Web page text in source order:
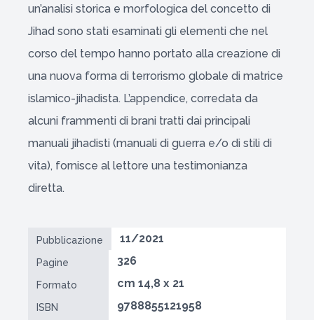
un’analisi storica e morfologica del concetto di
Jihad sono stati esaminati gli elementi che nel
corso del tempo hanno portato alla creazione di
una nuova forma di terrorismo globale di matrice
islamico-jihadista. L’appendice, corredata da
alcuni frammenti di brani tratti dai principali
manuali jihadisti (manuali di guerra e/o di stili di
vita), fornisce al lettore una testimonianza
diretta.
Pubblicazione 11/2021
Pagine 326
Formato cm 14,8 x 21
ISBN 9788855121958